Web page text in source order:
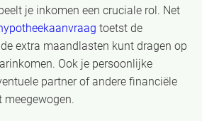
je inkomen een cruciale rol. Net
toetst de
extra maandlasten kunt dragen op
Ook je persoonlijke
partner of andere financiële
meegewogen.